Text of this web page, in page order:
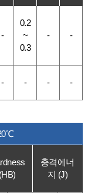
-
0.2
~
0.3
- -
- - - -
(HB)
충격에너
지 (J)